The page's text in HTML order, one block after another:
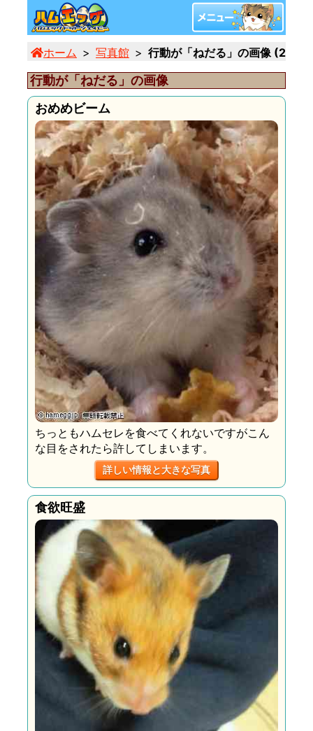
ホーム 写真館 行動が「ねだる」の画像 (2/5)
行動が「ねだる」の画像
おめめビーム
ちっともハムセレを食べてくれないですがこん
な目をされたら許してしまいます。
詳しい情報と大きな写真
食欲旺盛